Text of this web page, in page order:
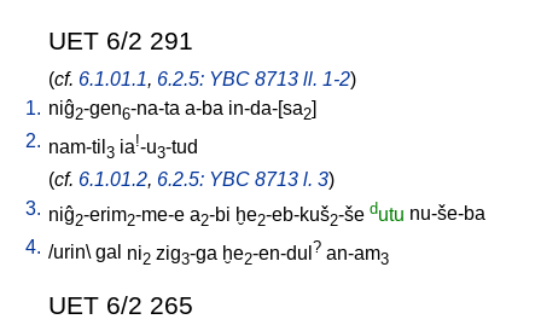
UET 6/2 291
(cf. 6.1.01.1, 6.2.5: YBC 8713 ll. 1-2)
1. niĝ2-gen6-na-ta a-ba in-da-[sa2]
2. nam-til 3 ia!-u3-tud
(cf. 6.1.01.2, 6.2.5: YBC 8713 l. 3)
3. niĝ2-erim2-me-e a2-bi ḫe2-eb-kuš2-še dutu nu-še-ba
4. /urin\gal ni2 zig3-ga ḫe2-en-dul ? an-am3
UET 6/2 265